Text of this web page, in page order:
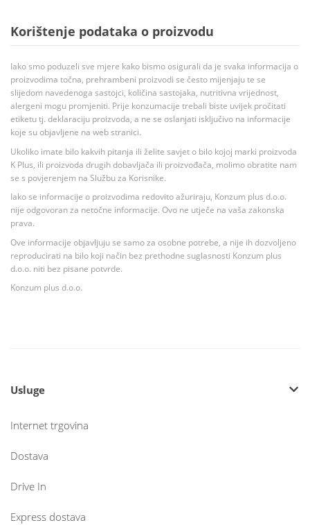
Korištenje podataka o proizvodu
Iako smo poduzeli sve mjere kako bismo osigurali da je svaka informacija o
proizvodima točna, prehrambeni proizvodi se često mijenjaju te se
slijedom navedenoga sastojci, količina sastojaka, nutritivna vrijednost,
alergeni mogu promjeniti. Prije konzumacije trebali biste uvijek pročitati
etiketu tj. deklaraciju proizvoda, a ne se oslanjati isključivo na informacije
koje su objavljene na web stranici.
Ukoliko imate bilo kakvih pitanja ili želite savjet o bilo kojoj marki proizvoda
K Plus, ili proizvoda drugih dobavljača ili proizvođača, molimo obratite nam
se s povjerenjem na Službu za Korisnike.
Iako se informacije o proizvodima redovito ažuriraju, Konzum plus d.o.o.
nije odgovoran za netočne informacije. Ovo ne utječe na vaša zakonska
prava.
Ove informacije objavljuju se samo za osobne potrebe, a nije ih dozvoljeno
reproducirati na bilo koji način bez prethodne suglasnosti Konzum plus
d.o.o. niti bez pisane potvrde.
Konzum plus d.o.o.
Usluge
Internet trgovina
Dostava
Drive In
Express dostava